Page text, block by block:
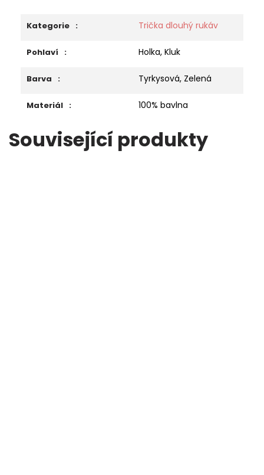
Kategorie : Trička dlouhý rukáv
Pohlaví : Holka, Kluk
Barva : Tyrkysová, Zelená
Materiál : 100% bavlna
Související produkty